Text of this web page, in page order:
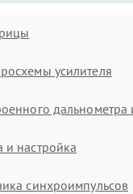
усилителя
дальнометра
и настройка
синхроимпульсов